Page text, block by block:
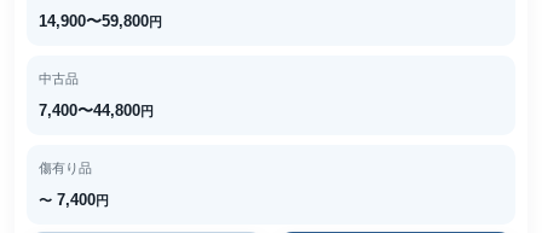
14,900〜59,800円
中古品
7,400〜44,800円
傷有り品
〜 7,400円